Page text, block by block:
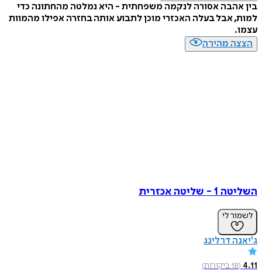
אסורה לנקמה משפחתית - היא נמלטה מהחתונה כדי
אבל בעלה האכזרי מוכן לתבוע אותה בחזרה אפילו מהמוות
מהירה
אכזרית
לי
דרלינג
18 ביקורות)